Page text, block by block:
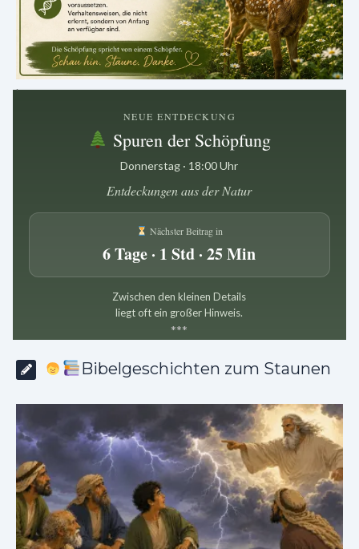
.
NEUE ENTDECKUNG
Spuren der Schöpfung
Donnerstag · 18:00 Uhr
Entdeckungen aus der Natur
Nächster Beitrag in
6 Tage · 1 Std · 25 Min
Zwischen den kleinen Details
liegt oft ein großer Hinweis.
***
Bibelgeschichten zum Staunen